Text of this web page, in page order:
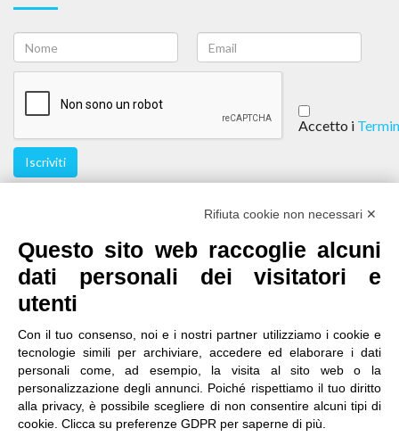
Accetto i
Iscriviti
contatti| qualità accessibilità |privacy|
note legali
IRES Piemonte - Istituto di Ricerche Economico
Sociali del Piemonte
Rifiuta cookie non necessari ✕
Questo sito web raccoglie alcuni
dati personali dei visitatori e
utenti
Con il tuo consenso, noi e i nostri partner utilizziamo i cookie e
tecnologie simili per archiviare, accedere ed elaborare i dati
personali come, ad esempio, la visita al sito web o la
personalizzazione degli annunci. Poiché rispettiamo il tuo diritto
alla privacy, è possibile scegliere di non consentire alcuni tipi di
cookie. Clicca su preferenze GDPR per saperne di più.